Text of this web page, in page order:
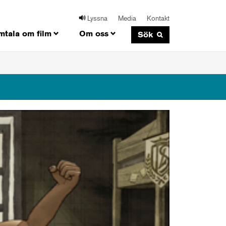
Lyssna Media Kontakt
om film Om oss Sök